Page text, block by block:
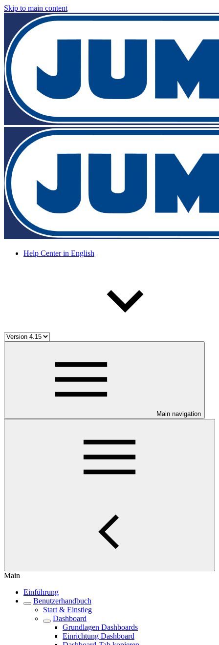
Skip to main content
Help Center in English
Main navigation
Main
Einführung
Benutzerhandbuch
Start & Einstieg
Dashboard
Grundlagen Dashboards
Einrichtung Dashboard